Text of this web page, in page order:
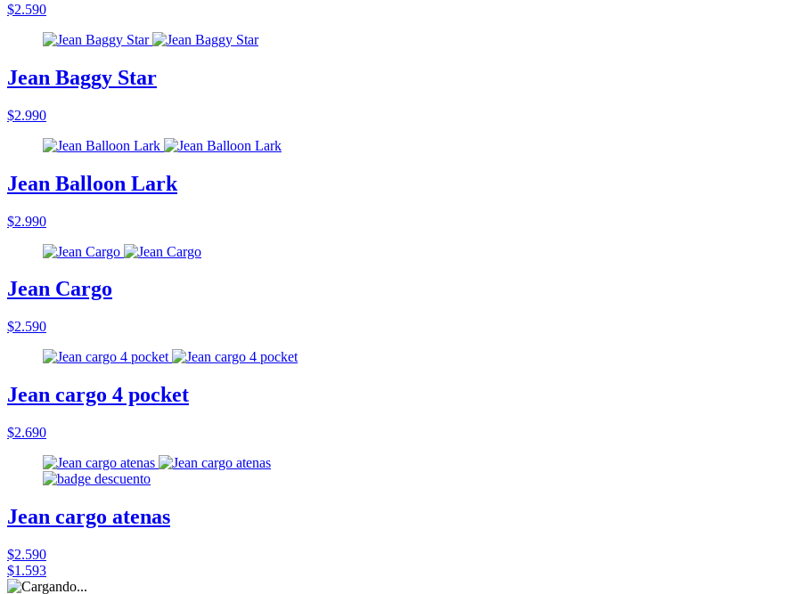
$2.590
Jean Baggy Star
$2.990
Jean Balloon Lark
$2.990
Jean Cargo
$2.590
Jean cargo 4 pocket
$2.690
Jean cargo atenas
$2.590
$1.593